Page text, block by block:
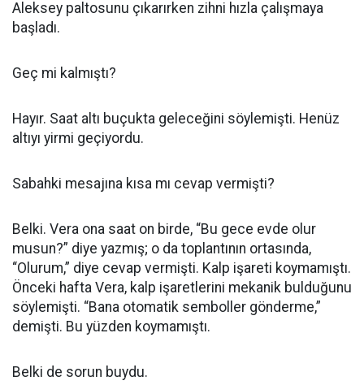
Aleksey paltosunu çıkarırken zihni hızla çalışmaya
başladı.
Geç mi kalmıştı?
Hayır. Saat altı buçukta geleceğini söylemişti. Henüz
altıyı yirmi geçiyordu.
Sabahki mesajına kısa mı cevap vermişti?
Belki. Vera ona saat on birde, “Bu gece evde olur
musun?” diye yazmış; o da toplantının ortasında,
“Olurum,” diye cevap vermişti. Kalp işareti koymamıştı.
Önceki hafta Vera, kalp işaretlerini mekanik bulduğunu
söylemişti. “Bana otomatik semboller gönderme,”
demişti. Bu yüzden koymamıştı.
Belki de sorun buydu.